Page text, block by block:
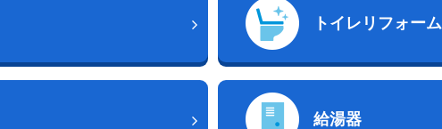
トイレリフォーム
給湯器